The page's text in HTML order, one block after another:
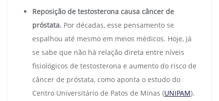
Reposição de testosterona causa câncer de
próstata. Por décadas, esse pensamento se
espalhou até mesmo em meios médicos. Hoje, já
se sabe que não há relação direta entre níveis
fisiológicos de testosterona e aumento do risco de
câncer de próstata, como aponta o estudo do
Centro Universitário de Patos de Minas (UNIPAM).